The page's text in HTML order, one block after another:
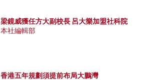
梁鏡威獲任方大副校長 呂大樂加盟社科院
本社編輯部
香港五年規劃須提前布局大鵬灣